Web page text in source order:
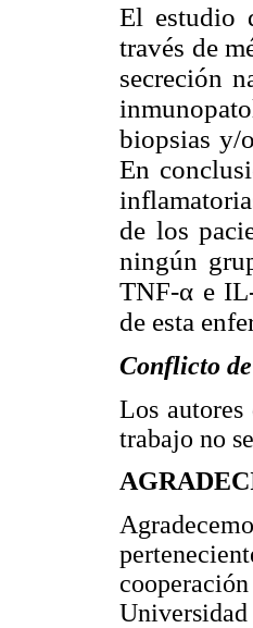
El estudio
través de
secreción
biopsias y/
En
de los
ningún
TNF-α e
de esta
Conflicto
Los
trabajo no
Universidad